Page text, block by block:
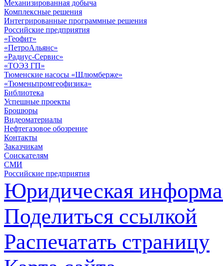
Механизированная добыча
Комплексные решения
Интегрированные программные решения
Российские предприятия
«Геофит»
«ПетроАльянс»
«Радиус-Сервис»
«ТОЭЗ ГП»
Тюменские насосы «Шлюмберже»
«Тюменьпромгеофизика»
Библиотека
Успешные проекты
Брошюры
Видеоматериалы
Нефтегазовое обозрение
Контакты
Заказчикам
Соискателям
СМИ
Российские предприятия
Юридическая
Поделиться ссылкой
Распечатать страницу